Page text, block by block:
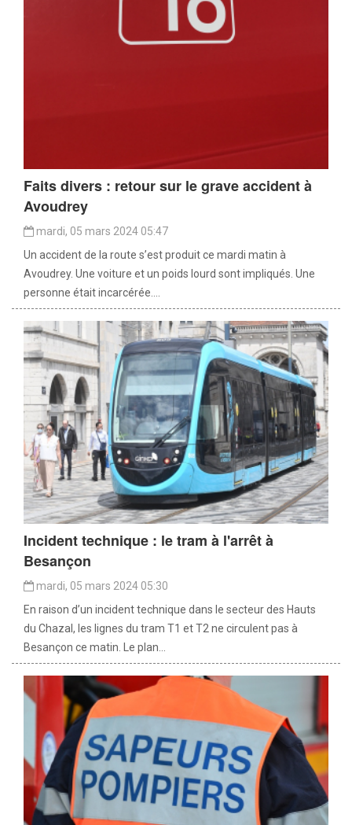
Faits divers : retour sur le grave accident à
Avoudrey
mardi, 05 mars 2024 05:47
Un accident de la route s’est produit ce mardi matin à
Avoudrey. Une voiture et un poids lourd sont impliqués. Une
personne était incarcérée....
Incident technique : le tram à l'arrêt à
Besançon
mardi, 05 mars 2024 05:30
En raison d’un incident technique dans le secteur des Hauts
du Chazal, les lignes du tram T1 et T2 ne circulent pas à
Besançon ce matin. Le plan...